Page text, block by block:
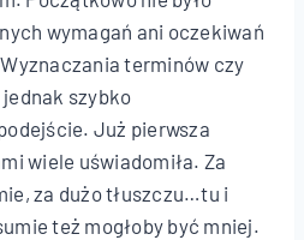
wymagań ani oczekiwań
terminów czy
szybko
Już pierwsza
wiele uświadomiła. Za
za dużo tłuszczu…tu i
też mogłoby być mniej.